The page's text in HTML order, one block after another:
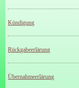
Kündigung
Rückgabeerlärung
Übernahmeerlärung